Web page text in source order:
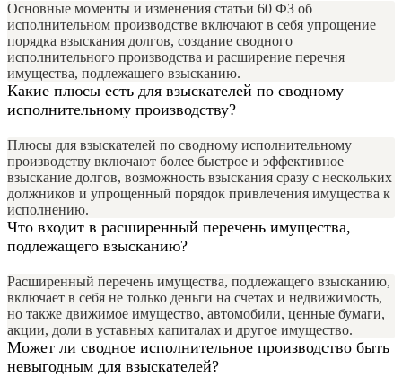
Основные моменты и изменения статьи 60 ФЗ об
исполнительном производстве включают в себя упрощение
порядка взыскания долгов, создание сводного
исполнительного производства и расширение перечня
имущества, подлежащего взысканию.
Какие плюсы есть для взыскателей по сводному
исполнительному производству?
Плюсы для взыскателей по сводному исполнительному
производству включают более быстрое и эффективное
взыскание долгов, возможность взыскания сразу с нескольких
должников и упрощенный порядок привлечения имущества к
исполнению.
Что входит в расширенный перечень имущества,
подлежащего взысканию?
Расширенный перечень имущества, подлежащего взысканию,
включает в себя не только деньги на счетах и недвижимость,
но также движимое имущество, автомобили, ценные бумаги,
акции, доли в уставных капиталах и другое имущество.
Может ли сводное исполнительное производство быть
невыгодным для взыскателей?